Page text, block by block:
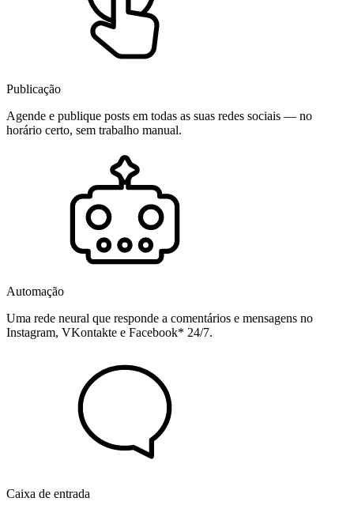
Publicação
Agende e publique posts em todas as suas redes sociais — no
horário certo, sem trabalho manual.
Automação
Uma rede neural que responde a comentários e mensagens no
Instagram, VKontakte e Facebook* 24/7.
Caixa de entrada